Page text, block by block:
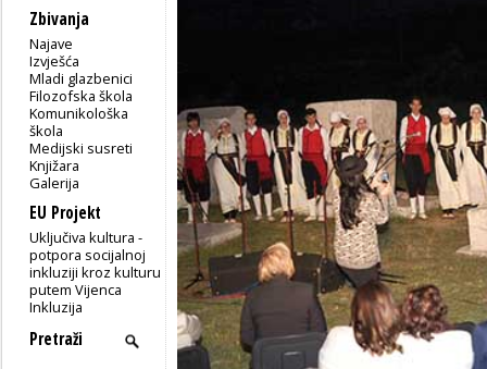
Zbivanja
Najave
Izvješća
Mladi glazbenici
Filozofska škola
Komunikološka
škola
Medijski susreti
Knjižara
Galerija
EU Projekt
Uključiva kultura -
potpora socijalnoj
inkluziji kroz kulturu
putem Vijenca
Inkluzija